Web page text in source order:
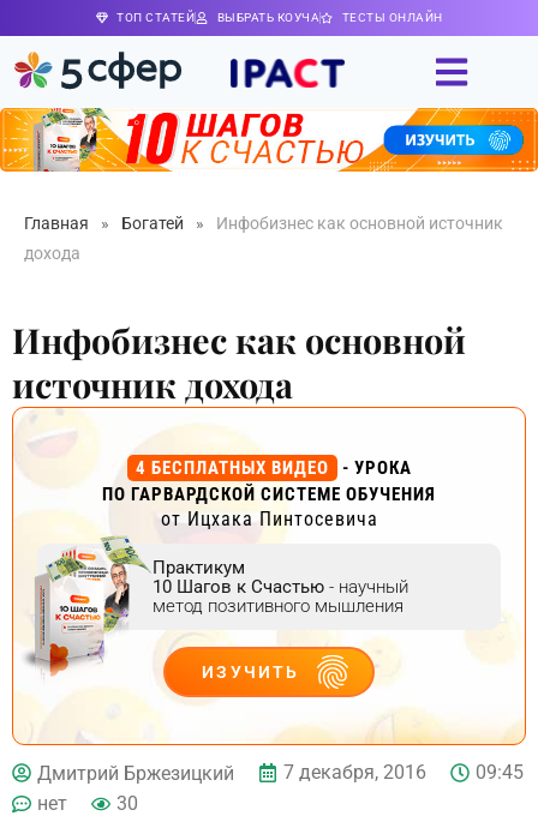
ТОП СТАТЕЙ ВЫБРАТЬ КОУЧА ТЕСТЫ ОНЛАЙН
Главная » Богатей »
Инфобизнес как основной источник
дохода
Инфобизнес как основной
источник дохода
4 БЕСПЛАТНЫХ ВИДЕО
- УРОКА
ПО ГАРВАРДСКОЙ СИСТЕМЕ ОБУЧЕНИЯ
от Ицхака Пинтосевича
Практикум
10 Шагов к Счастью - научный
метод позитивного мышления
ИЗУЧИТЬ
ДЕЙСТВУЙ
Дмитрий Бржезицкий 7 декабря, 2016
09:45
нет
30